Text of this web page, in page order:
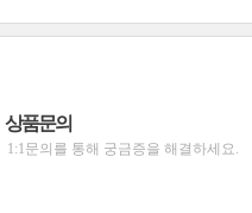
상품문의
1:1문의를 통해 궁금증을 해결하세요.